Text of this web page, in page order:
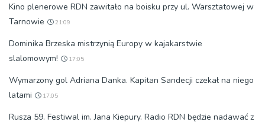
Kino plenerowe RDN zawitało na boisku przy ul. Warsztatowej w
Tarnowie
21:09
Dominika Brzeska mistrzynią Europy w kajakarstwie
slalomowym!
17:05
Wymarzony gol Adriana Danka. Kapitan Sandecji czekał na niego
latami
17:05
Rusza 59. Festiwal im. Jana Kiepury. Radio RDN będzie nadawać z